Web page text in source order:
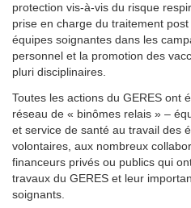
protection vis-à-vis du risque
prise en charge du traitement
équipes soignantes dans les
personnel et la promotion des
pluri disciplinaires.
Toutes les actions du GERES ont
réseau de « binômes relais » –
et service de santé au travail des
volontaires, aux nombreux
financeurs privés ou publics qui
travaux du GERES et leur
soignants.